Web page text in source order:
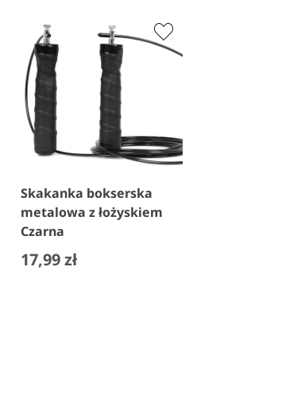
Skakanka bokserska
metalowa z łożyskiem
Czarna
17,99 zł